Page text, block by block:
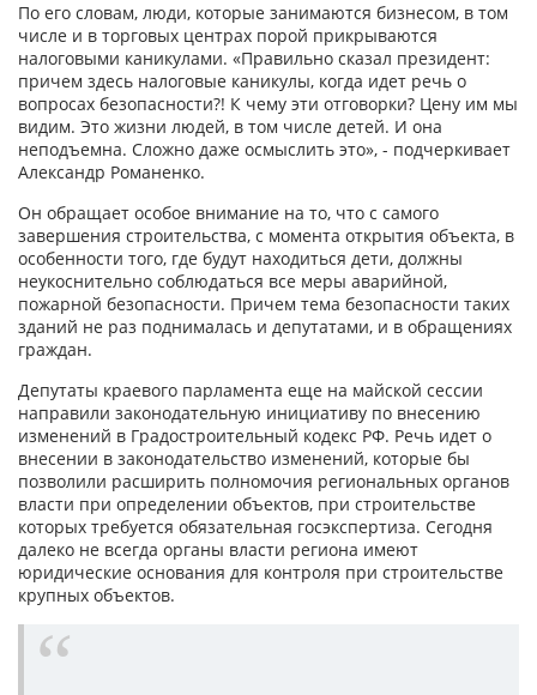
По его словам, люди, которые занимаются бизнесом, в том
числе и в торговых центрах порой прикрываются
налоговыми каникулами. «Правильно сказал президент:
причем здесь налоговые каникулы, когда идет речь о
вопросах безопасности?! К чему эти отговорки? Цену им мы
видим. Это жизни людей, в том числе детей. И она
неподъемна. Сложно даже осмыслить это», - подчеркивает
Александр Романенко.
Он обращает особое внимание на то, что с самого
завершения строительства, с момента открытия объекта, в
особенности того, где будут находиться дети, должны
неукоснительно соблюдаться все меры аварийной,
пожарной безопасности. Причем тема безопасности таких
зданий не раз поднималась и депутатами, и в обращениях
граждан.
Депутаты краевого парламента еще на майской сессии
направили законодательную инициативу по внесению
изменений в Градостроительный кодекс РФ. Речь идет о
внесении в законодательство изменений, которые бы
позволили расширить полномочия региональных органов
власти при определении объектов, при строительстве
которых требуется обязательная госэкспертиза. Сегодня
далеко не всегда органы власти региона имеют
юридические основания для контроля при строительстве
крупных объектов.